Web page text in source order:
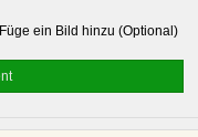
Füge ein Bild hinzu (Optional)